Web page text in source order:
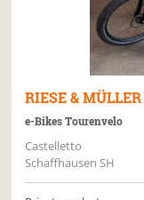
RIESE & MÜLLER
e-Bikes Tourenvelo
Castelletto
Schaffhausen SH